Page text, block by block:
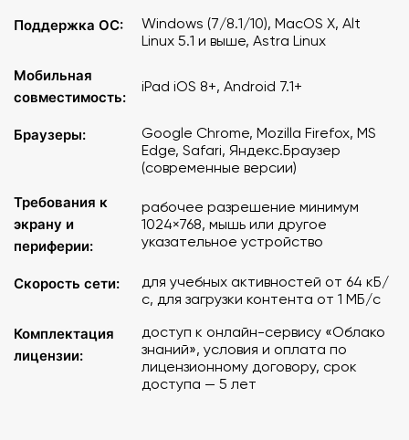
УМК О. А. Климановой, А. И. Алексеева
УМК Ю. Н. Гладкого ("Полярная звезда")
Темы 7 класс:
Вступительное тестирование
Тренировка по отдельным линиям заданий ОГЭ
Операционная система : на персональном компьютере
или ноутбуке в браузере - Windows 7/8.1/10, MacOS X,
Alt Linux 5.1 и выше, Astra Linux, на планшетном
устройстве iPad - iOS 8 и выше, на планшетном
устройстве ОС Android - Android 7.1 и выше.
Браузеры: MS Edge, Google Chrome, Mozilla Firefox,
Safari, Яндекс.Браузер современных версий.
Поддержка ОС:
Windows (7/8.1/10), MacOS X, Alt
Linux 5.1 и выше, Astra Linux
Мобильная
совместимость:
iPad iOS 8+, Android 7.1+
Браузеры:
Google Chrome, Mozilla Firefox, MS
Edge, Safari, Яндекс.Браузер
(современные версии)
Требования к
экрану и
периферии:
рабочее разрешение минимум
1024×768, мышь или другое
указательное устройство
Скорость сети:
для учебных активностей от 64 кБ/
с, для загрузки контента от 1 МБ/с
Комплектация
лицензии:
доступ к онлайн-сервису «Облако
знаний», условия и оплата по
лицензионному договору, срок
доступа — 5 лет